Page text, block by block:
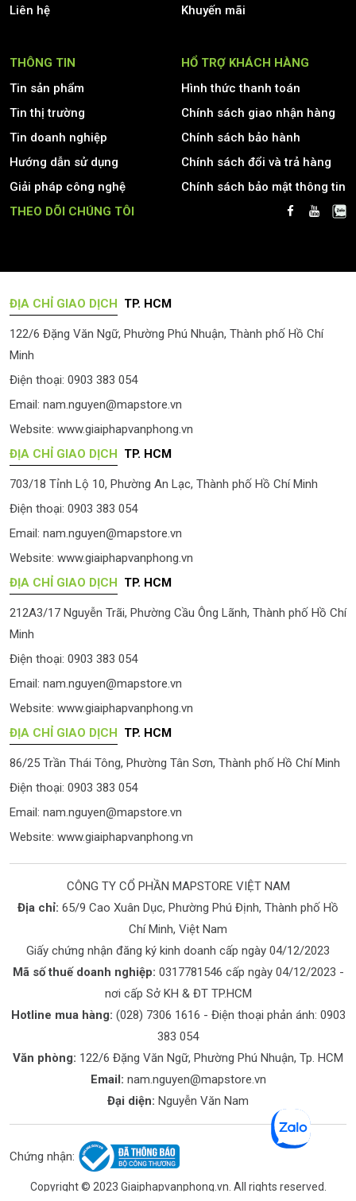
Liên hệ
Khuyến mãi
THÔNG TIN
Tin sản phẩm
Tin thị trường
Tin doanh nghiệp
Hướng dẫn sử dụng
Giải pháp công nghệ
HỔ TRỢ KHÁCH HÀNG
Hình thức thanh toán
Chính sách giao nhận hàng
Chính sách bảo hành
Chính sách đổi và trả hàng
Chính sách bảo mật thông tin
THEO DÕI CHÚNG TÔI
ĐỊA CHỈ GIAO DỊCH TP. HCM
122/6 Đặng Văn Ngữ, Phường Phú Nhuận, Thành phố Hồ Chí
Minh
Điện thoại: 0903 383 054
Email: nam.nguyen@mapstore.vn
Website: www.giaiphapvanphong.vn
ĐỊA CHỈ GIAO DỊCH TP. HCM
703/18 Tỉnh Lộ 10, Phường An Lạc, Thành phố Hồ Chí Minh
Điện thoại: 0903 383 054
Email: nam.nguyen@mapstore.vn
Website: www.giaiphapvanphong.vn
ĐỊA CHỈ GIAO DỊCH TP. HCM
212A3/17 Nguyễn Trãi, Phường Cầu Ông Lãnh, Thành phố Hồ Chí
Minh
Điện thoại: 0903 383 054
Email: nam.nguyen@mapstore.vn
Website: www.giaiphapvanphong.vn
ĐỊA CHỈ GIAO DỊCH TP. HCM
86/25 Trần Thái Tông, Phường Tân Sơn, Thành phố Hồ Chí Minh
Điện thoại: 0903 383 054
Email: nam.nguyen@mapstore.vn
Website: www.giaiphapvanphong.vn
CÔNG TY CỔ PHẦN MAPSTORE VIỆT NAM
Địa chỉ: 65/9 Cao Xuân Dục, Phường Phú Định, Thành phố Hồ
Chí Minh, Việt Nam
Giấy chứng nhận đăng ký kinh doanh cấp ngày 04/12/2023
Mã số thuế doanh nghiệp: 0317781546 cấp ngày 04/12/2023 -
nơi cấp Sở KH & ĐT TP.HCM
Hotline mua hàng: (028) 7306 1616 - Điện thoại phản ánh: 0903
383 054
Văn phòng: 122/6 Đặng Văn Ngữ, Phường Phú Nhuận, Tp. HCM
Email: nam.nguyen@mapstore.vn
Đại diện: Nguyễn Văn Nam
Chứng nhận:
Copyright © 2023 Giaiphapvanphong.vn. All rights reserved.